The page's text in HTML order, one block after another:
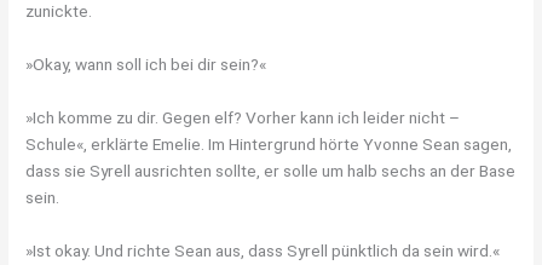
zunickte.
»Okay, wann soll ich bei dir sein?«
»Ich komme zu dir. Gegen elf? Vorher kann ich leider nicht –
Schule«, erklärte Emelie. Im Hintergrund hörte Yvonne Sean sagen,
dass sie Syrell ausrichten sollte, er solle um halb sechs an der Base
sein.
»Ist okay. Und richte Sean aus, dass Syrell pünktlich da sein wird.«